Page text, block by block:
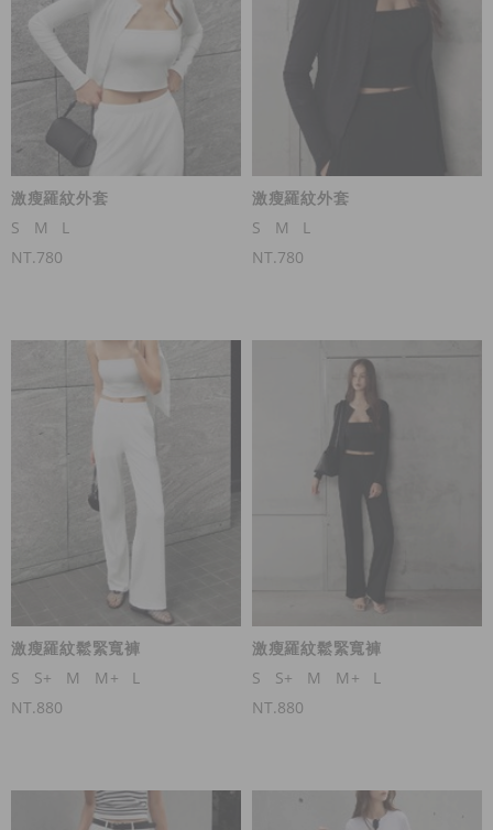
激瘦羅紋外套
S
M
L
NT.780
激瘦羅紋外套
S
M
L
NT.780
激瘦羅紋鬆緊寬褲
S
S+ M M+
L
NT.880
激瘦羅紋鬆緊寬褲
S
S+ M M+
L
NT.880